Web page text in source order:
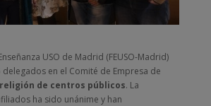
USO de Madrid (FEUSO-Madrid)
en el Comité de Empresa de
de centros públicos. La
ha sido unánime y han